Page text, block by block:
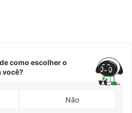
como escolher o
você?
Não